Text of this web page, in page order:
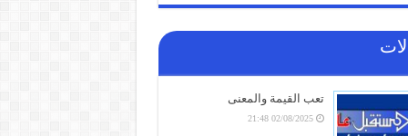
07/08/2026 19:01
كنز خفي في سلة المهملات..
“إعلان وفاة للجامعة العربية”..
تعب القيمة والمعنى
02/08/2025 21:48